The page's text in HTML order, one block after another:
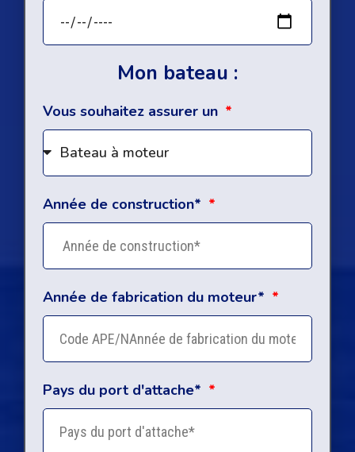
Mon bateau :
Vous souhaitez assurer un
Année de construction*
Année de fabrication du moteur*
Pays du port d'attache*